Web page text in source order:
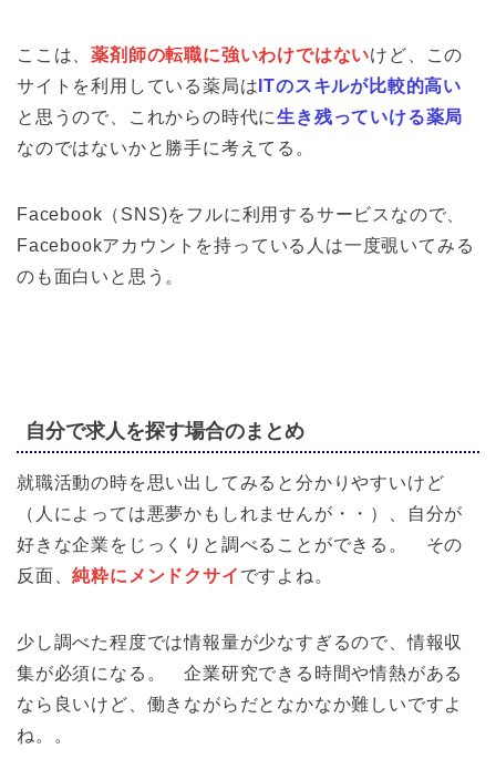
ここは、薬剤師の転職に強いわけではないけど、この
サイトを利用している薬局は ITのスキルが比較的高い
と思うので、これからの時代に生き残っていける薬局
なのではないかと勝手に考えてる。
Facebook（SNS)をフルに利用するサービスなので、
Facebookアカウントを持っている人は一度覗いてみる
のも面白いと思う。
自分で求人を探す場合のまとめ
就職活動の時を思い出してみると分かりやすいけど
（人によっては悪夢かもしれませんが・・）、自分が
好きな企業をじっくりと調べることができる。 その
反面、純粋にメンドクサイ ですよね。
少し調べた程度では情報量が少なすぎるので、情報収
集が必須になる。 企業研究できる時間や情熱がある
なら良いけど、働きながらだとなかなか難しいですよ
ね。。